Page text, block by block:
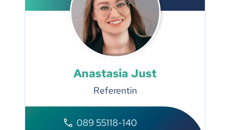
Anastasia Just
Referentin
089 55118-140